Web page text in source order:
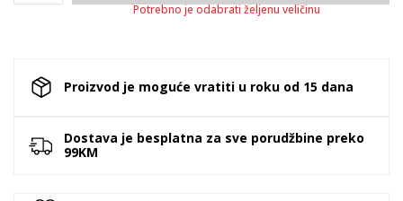
Potrebno je odabrati željenu veličinu
Proizvod je moguće vratiti u roku od 15 dana
Dostava je besplatna za sve porudžbine preko
99KM